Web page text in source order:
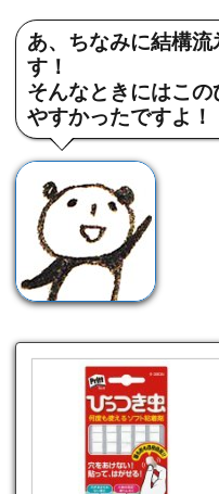
あ、ちなみに結構
す！
そんなときにはこ
やすかったですよ！